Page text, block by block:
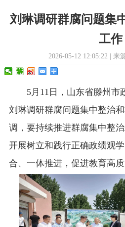
刘琳调研群腐问题集
工作
2026-05-12 12:05:22 | 来
5月11日，山东省滕州市
刘琳调研群腐问题集中整治
调，要持续推进群腐集中整
开展树立和践行正确政绩观
合、一体推进，促进教育高质